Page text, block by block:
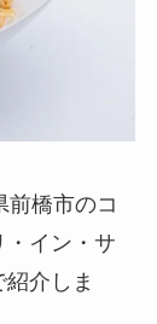
前橋市のコ
イン・サ
介しま